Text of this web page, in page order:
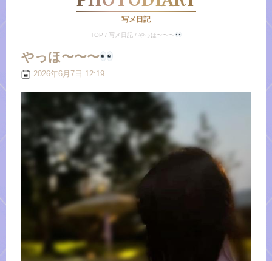
写メ日記
TOP / 写メ日記 / やっほ〜〜〜
やっほ〜〜〜
2026年6月7日 12:19